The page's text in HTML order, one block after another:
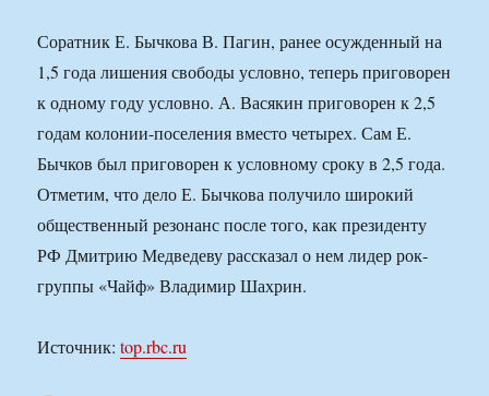
Соратник Е. Бычкова В. Пагин, ранее осужденный на
1,5 года лишения свободы условно, теперь приговорен
к одному году условно. А. Васякин приговорен к 2,5
годам колонии-поселения вместо четырех. Сам Е.
Бычков был приговорен к условному сроку в 2,5 года.
Отметим, что дело Е. Бычкова получило широкий
общественный резонанс после того, как президенту
РФ Дмитрию Медведеву рассказал о нем лидер рок-
группы «Чайф» Владимир Шахрин.
Источник:top.rbc.ru